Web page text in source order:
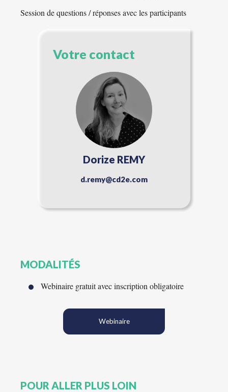
Session de questions / réponses avec les participants
Votre contact
Dorize REMY
d.remy@cd2e.com
MODALITÉS
Webinaire gratuit avec inscription obligatoire
Webinaire
POUR ALLER PLUS LOIN